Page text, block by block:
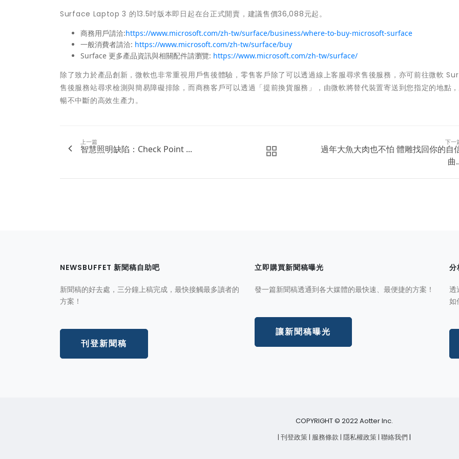
Surface Laptop 3 的13.5吋版本即日起在台正式開賣，建議售價36,088元起。
商務用戶請洽:https://www.microsoft.com/zh-tw/surface/business/where-to-buy-microsoft-surface
一般消費者請洽: https://www.microsoft.com/zh-tw/surface/buy
Surface 更多產品資訊與相關配件請瀏覽: https://www.microsoft.com/zh-tw/surface/
除了致力於產品創新，微軟也非常重視用戶售後體驗，零售客戶除了可以透過線上客服尋求售後服務，亦可前往微軟
售後服務站尋求檢測與簡易障礙排除，而商務客戶可以透過「提前換貨服務」，由微軟將替代裝置寄送到您指定的地點
暢不中斷的高效生產力。
上一篇
智慧照明缺陷：Check Point ...
下一
過年大魚大肉也不怕 體雕找回你的自
曲
NEWSBUFFET 新聞稿自助吧
新聞稿的好去處，三分鐘上稿完成，最快接觸最多讀者的
方案！
刊登新聞稿
立即購買新聞稿曝光
發一篇新聞稿透通到各大媒體的最快速、最便捷的方案！
讓新聞稿曝光
分
透
如
COPYRIGHT © 2022 Aotter Inc.
| 刊登政策| 服務條款 | 隱私權政策| 聯絡我們 |